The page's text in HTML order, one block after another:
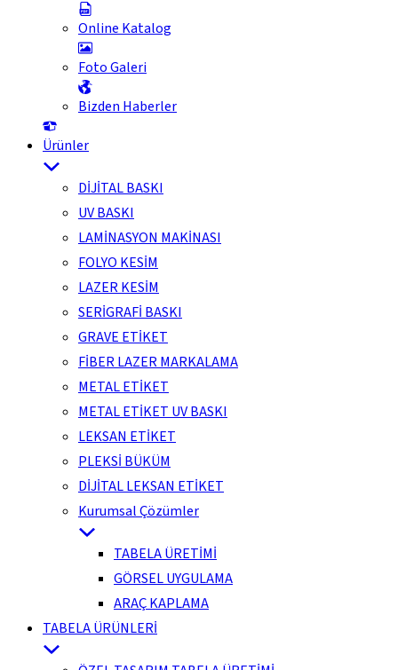
Online Katalog
Foto Galeri
Bizden Haberler
Ürünler
DİJİTAL BASKI
UV BASKI
LAMİNASYON MAKİNASI
FOLYO KESİM
LAZER KESİM
SERİGRAFİ BASKI
GRAVE ETİKET
FİBER LAZER MARKALAMA
METAL ETİKET
METAL ETİKET UV BASKI
LEKSAN ETİKET
PLEKSİ BÜKÜM
DİJİTAL LEKSAN ETİKET
Kurumsal Çözümler
TABELA ÜRETİMİ
GÖRSEL UYGULAMA
ARAÇ KAPLAMA
TABELA ÜRÜNLERİ